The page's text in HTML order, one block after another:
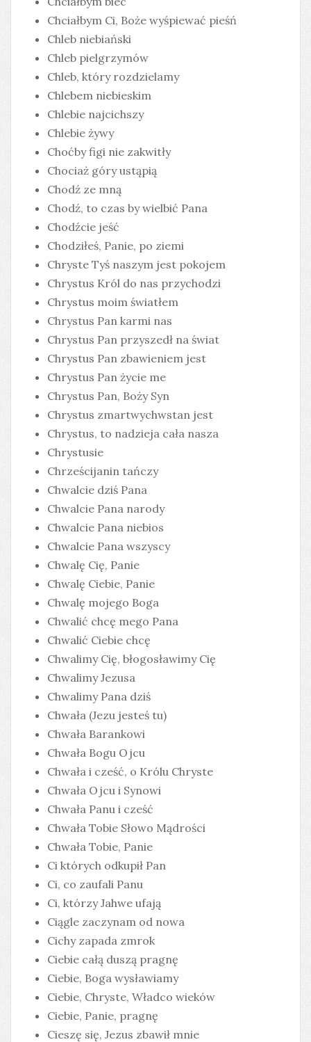
Chciałbym Ci, Boże wyśpiewać pieśń
Chleb niebiański
Chleb pielgrzymów
Chleb, który rozdzielamy
Chlebem niebieskim
Chlebie najcichszy
Chlebie żywy
Choćby figi nie zakwitły
Chociaż góry ustąpią
Chodź ze mną
Chodź, to czas by wielbić Pana
Chodźcie jeść
Chodziłeś, Panie, po ziemi
Chryste Tyś naszym jest pokojem
Chrystus Król do nas przychodzi
Chrystus moim światłem
Chrystus Pan karmi nas
Chrystus Pan przyszedł na świat
Chrystus Pan zbawieniem jest
Chrystus Pan życie me
Chrystus Pan, Boży Syn
Chrystus zmartwychwstan jest
Chrystus, to nadzieja cała nasza
Chrystusie
Chrześcijanin tańczy
Chwalcie dziś Pana
Chwalcie Pana narody
Chwalcie Pana niebios
Chwalcie Pana wszyscy
Chwalę Cię, Panie
Chwalę Ciebie, Panie
Chwalę mojego Boga
Chwalić chcę mego Pana
Chwalić Ciebie chcę
Chwalimy Cię, błogosławimy Cię
Chwalimy Jezusa
Chwalimy Pana dziś
Chwała (Jezu jesteś tu)
Chwała Barankowi
Chwała Bogu Ojcu
Chwała i cześć, o Królu Chryste
Chwała Ojcu i Synowi
Chwała Panu i cześć
Chwała Tobie Słowo Mądrości
Chwała Tobie, Panie
Ci których odkupił Pan
Ci, co zaufali Panu
Ci, którzy Jahwe ufają
Ciągle zaczynam od nowa
Cichy zapada zmrok
Ciebie całą duszą pragnę
Ciebie, Boga wysławiamy
Ciebie, Chryste, Władco wieków
Ciebie, Panie, pragnę
Cieszę się, Jezus zbawił mnie